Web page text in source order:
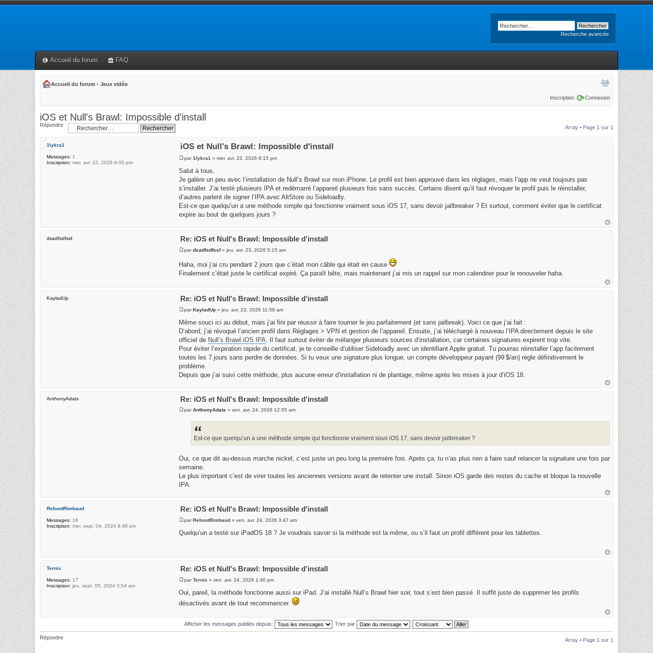
Recherche avancée
Accueil du forum FAQ
Accueil du forum ‹ Jeux vidéo
Inscription Connexion
iOS et Null's Brawl: Impossible d'install
Répondre Array • Page 1 sur 1
iOS et Null's Brawl: Impossible d'install
par1lykra1 » mer. avr. 22, 2026 8:15 pm
Salut à tous,
Je galère un peu avec l’installation de Null’s Brawl sur mon iPhone. Le profil est bien approuvé dans les réglages, mais l’app ne veut toujours pas
s’installer. J’ai testé plusieurs IPA et redémarré l’appareil plusieurs fois sans succès. Certains disent qu’il faut révoquer le profil puis le réinstaller,
d’autres parlent de signer l’IPA avec AltStore ou Sideloadly.
Est-ce que quelqu’un a une méthode simple qui fonctionne vraiment sous iOS 17, sans devoir jailbreaker ? Et surtout, comment éviter que le certificat
expire au bout de quelques jours ?
1lykra1
Messages: 1
Inscription: mer. avr. 22, 2026 8:00 pm
Re: iOS et Null's Brawl: Impossible d'install
pardsadfsdfssf» jeu. avr. 23, 2026 5:15 am
Haha, moi j’ai cru pendant 2 jours que c’était mon câble qui était en cause
Finalement c’était juste le certificat expiré. Ça paraît bête, mais maintenant j’ai mis un rappel sur mon calendrier pour le renouveler haha.
dsadfsdfssf
Re: iOS et Null's Brawl: Impossible d'install
parKayladUp » jeu. avr. 23, 2026 11:59 am
Même souci ici au début, mais j’ai fini par réussir à faire tourner le jeu parfaitement (et sans jailbreak). Voici ce que j’ai fait :
D’abord, j’ai révoqué l’ancien profil dans Réglages > VPN et gestion de l’appareil. Ensuite, j’ai téléchargé à nouveau l’IPA directement depuis le site
officiel de Null’s Brawl iOS IPA . Il faut surtout éviter de mélanger plusieurs sources d’installation, car certaines signatures expirent trop vite.
Pour éviter l’expiration rapide du certificat, je te conseille d’utiliser Sideloadly avec un identifiant Apple gratuit. Tu pourras réinstaller l’app facilement
toutes les 7 jours sans perdre de données. Si tu veux une signature plus longue, un compte développeur payant (99 $/an) règle définitivement le
problème.
Depuis que j’ai suivi cette méthode, plus aucune erreur d’installation ni de plantage, même après les mises à jour d’iOS 18.
KayladUp
Re: iOS et Null's Brawl: Impossible d'install
parAnthonyAdats » ven. avr. 24, 2026 12:55 am
Est-ce que quelqu’un a une méthode simple qui fonctionne vraiment sous iOS 17, sans devoir jailbreaker ?
Oui, ce que dit au-dessus marche nickel, c’est juste un peu long la première fois. Après ça, tu n’as plus rien à faire sauf relancer la signature une fois par
semaine.
Le plus important c’est de virer toutes les anciennes versions avant de retenter une install. Sinon iOS garde des restes du cache et bloque la nouvelle
IPA.
AnthonyAdats
Re: iOS et Null's Brawl: Impossible d'install
parRebootRimbaud » ven. avr. 24, 2026 3:47 am
Quelqu’un a testé sur iPadOS 18 ? Je voudrais savoir si la méthode est la même, ou s’il faut un profil différent pour les tablettes.
RebootRimbaud
Messages: 18
Inscription: mer. sept. 04, 2024 8:48 pm
Re: iOS et Null's Brawl: Impossible d'install
parTernix » ven. avr. 24, 2026 1:40 pm
Oui, pareil, la méthode fonctionne aussi sur iPad. J’ai installé Null’s Brawl hier soir, tout s’est bien passé. Il suffit juste de supprimer les profils
désactivés avant de tout recommencer.
Ternix
Messages: 17
Inscription: jeu. sept. 05, 2024 3:54 am
Afficher les messages publiés depuis: Trier par
Répondre Array • Page 1 sur 1